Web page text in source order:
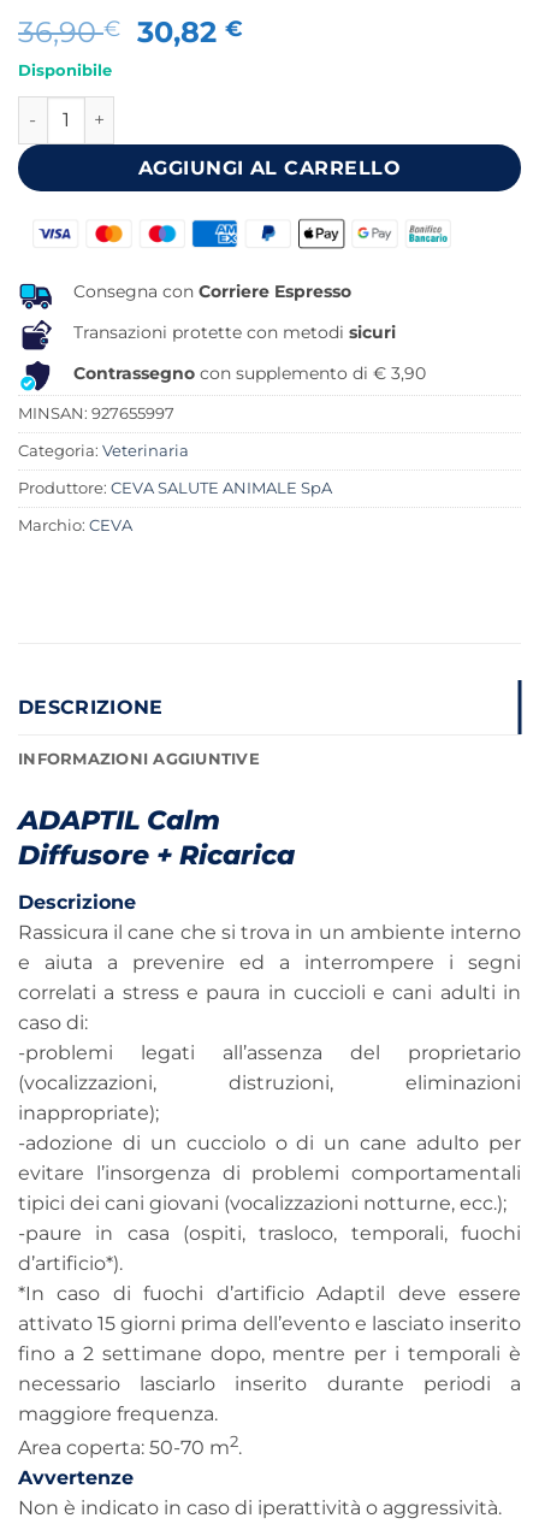
36,90€
Il
36,90 €.
30,82€
30,82 €.
Disponibile
ADAPTIL CALM DIFFUSORE + RICARICA 48 ML quantità
AGGIUNGI AL CARRELLO
Consegna con Corriere Espresso
Transazioni protette con metodi sicuri
Contrassegno con supplemento di € 3,90
MINSAN: 927655997
Categoria: Veterinaria
Produttore: CEVA SALUTE ANIMALE SpA
Marchio: CEVA
DESCRIZIONE
INFORMAZIONI AGGIUNTIVE
ADAPTIL Calm
Diffusore + Ricarica
Descrizione
Rassicura il cane che si trova in un ambiente interno
e aiuta a prevenire ed a interrompere i segni
correlati a stress e paura in cuccioli e cani adulti in
caso di:
-problemi legati all’assenza del proprietario
(vocalizzazioni, distruzioni, eliminazioni
inappropriate);
-adozione di un cucciolo o di un cane adulto per
evitare l’insorgenza di problemi comportamentali
tipici dei cani giovani (vocalizzazioni notturne, ecc.);
-paure in casa (ospiti, trasloco, temporali, fuochi
d’artificio*).
*In caso di fuochi d’artificio Adaptil deve essere
attivato 15 giorni prima dell’evento e lasciato inserito
fino a 2 settimane dopo, mentre per i temporali è
necessario lasciarlo inserito durante periodi a
maggiore frequenza.
Area coperta: 50-70 m2.
Avvertenze
Non è indicato in caso di iperattività o aggressività.